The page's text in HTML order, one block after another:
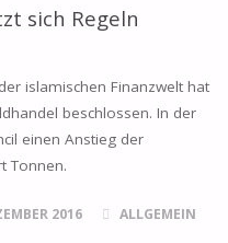
sich Regeln
islamischen Finanzwelt hat
beschlossen. In der
einen Anstieg der
Tonnen.
2016 ALLGEMEIN